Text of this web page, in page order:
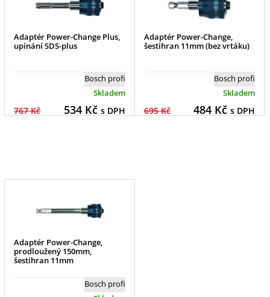
Adaptér Power-Change Plus,
upínání SDS-plus
Bosch profi
Skladem
767 Kč 534Kč s DPH
Adaptér Power-Change,
šestihran 11mm (bez vrtáku)
Bosch profi
Skladem
695 Kč 484Kč s DPH
Adaptér Power-Change,
prodloužený 150mm,
šestihran 11mm
Bosch profi